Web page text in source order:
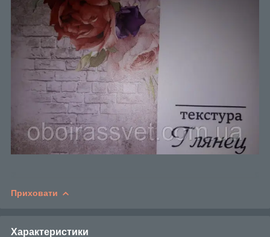
Приховати
Характеристики